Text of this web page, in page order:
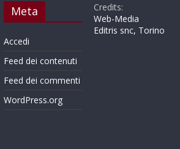
Meta
Accedi
Feed dei contenuti
Feed dei commenti
WordPress.org
Credits:
Web-Media
Editris snc, Torino